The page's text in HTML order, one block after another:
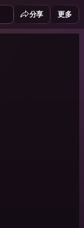
分享 更多